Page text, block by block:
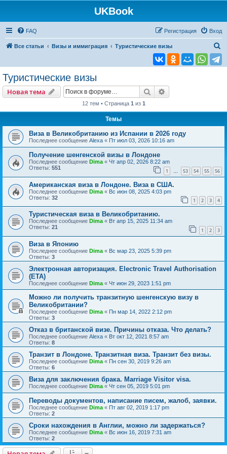
UKBook
FAQ Вход
Регистрация
Все статьи Визы и иммиграция Туристические визы
Туристические визы
Новая тема Поиск
12 тем • Страница 1 из 1
Темы
Виза в Великобританию из Испании в 2026 году
Последнее сообщение Alexa « Пт июл 03, 2026 10:16 am
Получение шенгенской визы в Лондоне
Последнее сообщение Dima « Чт апр 02, 2026 8:22 am
Ответы: 551 1 … 53 54 55 56
Американская виза в Лондоне. Виза в США.
Последнее сообщение Dima « Вс июн 08, 2025 4:03 pm
Ответы: 32 1 2 3 4
Туристическая виза в Великобританию.
Последнее сообщение Dima « Вт апр 15, 2025 11:34 am
Ответы: 21 1 2 3
Виза в Японию
Последнее сообщение Dima « Вс мар 23, 2025 5:39 pm
Ответы: 3
Электронная авторизация. Electronic Travel Authorisation
(ETA)
Последнее сообщение Dima « Чт июн 29, 2023 1:51 pm
Можно ли получить транзитную шенгенскую визу в
Великобритании?
Последнее сообщение Dima « Пн мар 14, 2022 2:12 pm
Ответы: 3
Отказ в британской визе. Причины отказа. Что делать?
Последнее сообщение Alexa « Вт окт 12, 2021 8:57 am
Ответы: 8
Транзит в Лондоне. Транзитная виза. Транзит без визы.
Последнее сообщение Dima « Пн сен 30, 2019 9:26 am
Ответы: 6
Виза для заключения брака. Marriage Visitor visa.
Последнее сообщение Dima « Чт сен 05, 2019 5:01 pm
Переводы документов, написание писем, жалоб, заявки.
Последнее сообщение Dima « Пт авг 02, 2019 1:17 pm
Ответы: 2
Сроки нахождения в Англии, можно ли задержаться?
Последнее сообщение Dima « Вс июн 16, 2019 7:31 am
Ответы: 2